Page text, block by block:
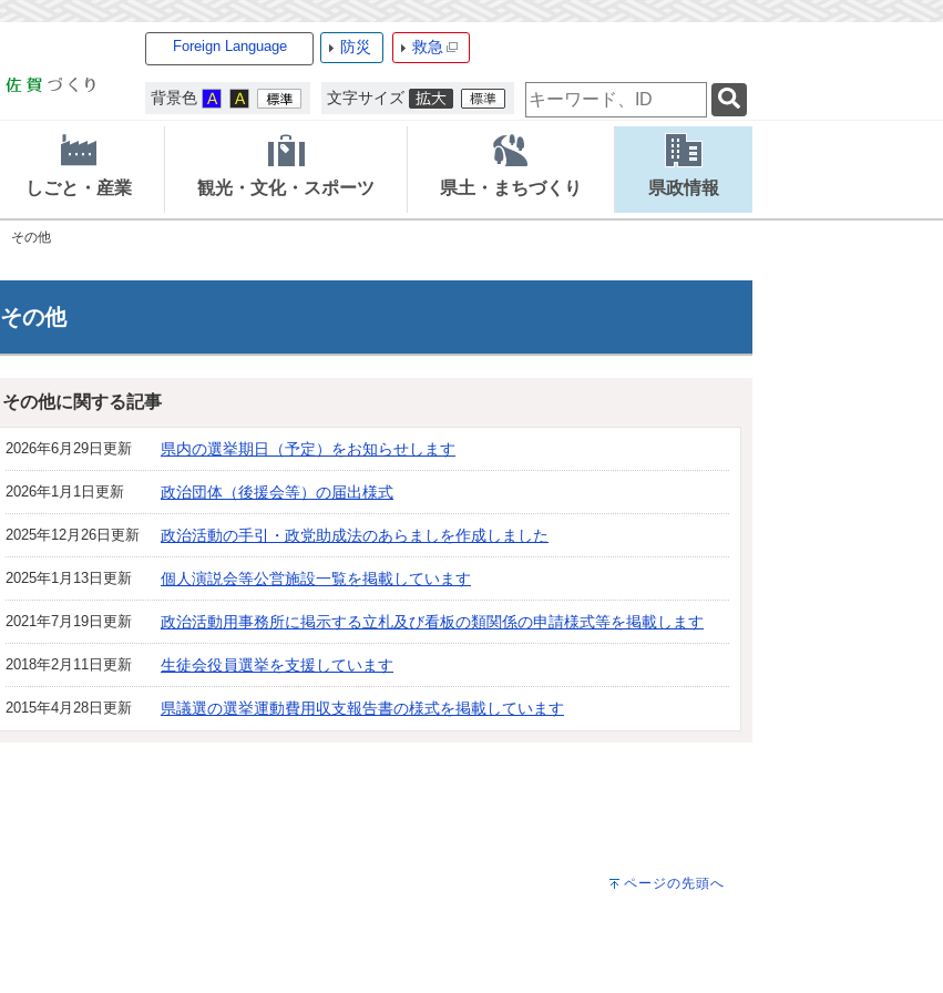
Foreign Language 防災 救急
背景色 文字サイズ
検
索
ー
ー
ド
しごと・産業 観光・文化・スポーツ 県土・まちづくり 県政情報
その他
その他
その他に関する記事
2026年6月29日更新 県内の選挙期日（予定）をお知らせします
2026年1月1日更新 政治団体（後援会等）の届出様式
2025年12月26日更新 政治活動の手引・政党助成法のあらましを作成しました
2025年1月13日更新 個人演説会等公営施設一覧を掲載しています
2021年7月19日更新 政治活動用事務所に掲示する立札及び看板の類関係の申請様式等を掲載します
2018年2月11日更新 生徒会役員選挙を支援しています
2015年4月28日更新 県議選の選挙運動費用収支報告書の様式を掲載しています
ページの先頭へ